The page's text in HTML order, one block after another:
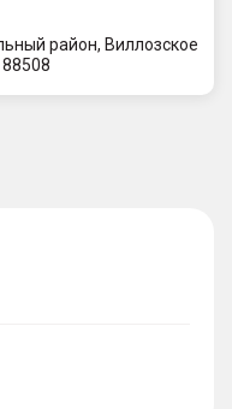
район, Виллозское